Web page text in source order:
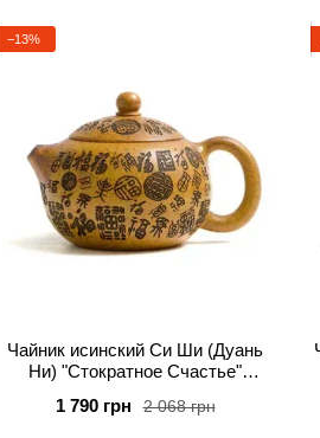
−13%
Чайник исинский Си Ши (Дуань
Ни) "Стократное Счастье"
мл2 068 грн
1 790 грн